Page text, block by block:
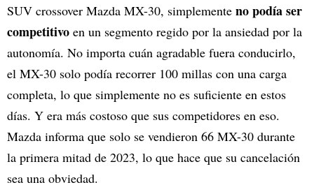
SUV crossover Mazda MX-30, simplemente no podía ser
competitivo en un segmento regido por la ansiedad por la
autonomía. No importa cuán agradable fuera conducirlo,
el MX-30 solo podía recorrer 100 millas con una carga
completa, lo que simplemente no es suficiente en estos
días. Y era más costoso que sus competidores en eso.
Mazda informa que solo se vendieron 66 MX-30 durante
la primera mitad de 2023, lo que hace que su cancelación
sea una obviedad.